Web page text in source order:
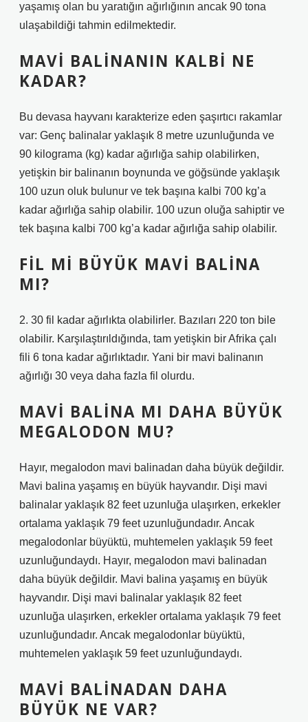
yaşamış olan bu yaratığın ağırlığının ancak 90 tona
ulaşabildiği tahmin edilmektedir.
MAVI BALINANIN KALBI NE
KADAR?
Bu devasa hayvanı karakterize eden şaşırtıcı rakamlar
var: Genç balinalar yaklaşık 8 metre uzunluğunda ve
90 kilograma (kg) kadar ağırlığa sahip olabilirken,
yetişkin bir balinanın boynunda ve göğsünde yaklaşık
100 uzun oluk bulunur ve tek başına kalbi 700 kg’a
kadar ağırlığa sahip olabilir. 100 uzun oluğa sahiptir ve
tek başına kalbi 700 kg’a kadar ağırlığa sahip olabilir.
FIL MI BÜYÜK MAVI BALINA
MI?
2. 30 fil kadar ağırlıkta olabilirler. Bazıları 220 ton bile
olabilir. Karşılaştırıldığında, tam yetişkin bir Afrika çalı
fili 6 tona kadar ağırlıktadır. Yani bir mavi balinanın
ağırlığı 30 veya daha fazla fil olurdu.
MAVI BALINA MI DAHA BÜYÜK
MEGALODON MU?
Hayır, megalodon mavi balinadan daha büyük değildir.
Mavi balina yaşamış en büyük hayvandır. Dişi mavi
balinalar yaklaşık 82 feet uzunluğa ulaşırken, erkekler
ortalama yaklaşık 79 feet uzunluğundadır. Ancak
megalodonlar büyüktü, muhtemelen yaklaşık 59 feet
uzunluğundaydı. Hayır, megalodon mavi balinadan
daha büyük değildir. Mavi balina yaşamış en büyük
hayvandır. Dişi mavi balinalar yaklaşık 82 feet
uzunluğa ulaşırken, erkekler ortalama yaklaşık 79 feet
uzunluğundadır. Ancak megalodonlar büyüktü,
muhtemelen yaklaşık 59 feet uzunluğundaydı.
MAVI BALINADAN DAHA
BÜYÜK NE VAR?